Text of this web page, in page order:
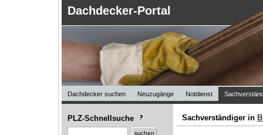
Dachdecker-Portal
Dachdecker suchen Neuzugänge Notdienst
PLZ-Schnellsuche Sachverständiger in